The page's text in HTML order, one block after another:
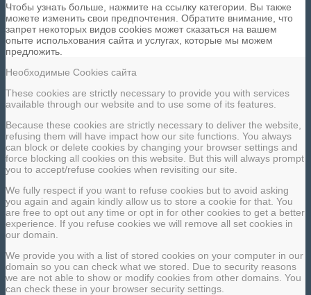
Чтобы узнать больше, нажмите на ссылку категории. Вы также
можете изменить свои предпочтения. Обратите внимание, что
запрет некоторых видов cookies может сказаться на вашем
опыте испольхования сайта и услугах, которые мы можем
предложить.
Необходимые Cookies сайта
These cookies are strictly necessary to provide you with services
available through our website and to use some of its features.
Because these cookies are strictly necessary to deliver the website,
refusing them will have impact how our site functions. You always
can block or delete cookies by changing your browser settings and
force blocking all cookies on this website. But this will always prompt
you to accept/refuse cookies when revisiting our site.
We fully respect if you want to refuse cookies but to avoid asking
you again and again kindly allow us to store a cookie for that. You
are free to opt out any time or opt in for other cookies to get a better
experience. If you refuse cookies we will remove all set cookies in
our domain.
We provide you with a list of stored cookies on your computer in our
domain so you can check what we stored. Due to security reasons
we are not able to show or modify cookies from other domains. You
can check these in your browser security settings.